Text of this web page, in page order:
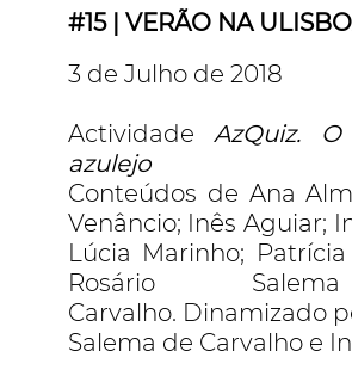
#15 | VERÃO NA
3 de Julho de 2018
Actividade AzQuiz.
azulejo
Conteúdos de Ana
Venâncio; Inês Aguiar;
Lúcia Marinho;
Rosário
Carvalho. Dinamizado
Salema de Carvalho e